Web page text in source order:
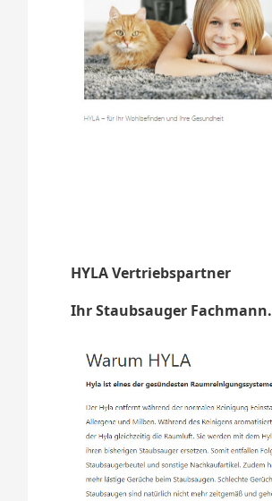
HYLA Vertriebspartner
Ihr Staubsauger Fachmann.